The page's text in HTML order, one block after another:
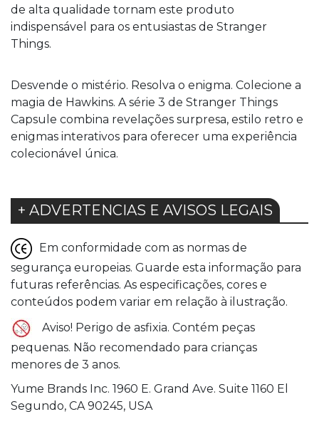
de alta qualidade tornam este produto
indispensável para os entusiastas de Stranger
Things.
Desvende o mistério. Resolva o enigma. Colecione a
magia de Hawkins. A série 3 de Stranger Things
Capsule combina revelações surpresa, estilo retro e
enigmas interativos para oferecer uma experiência
colecionável única.
+ ADVERTENCIAS E AVISOS LEGAIS
Em conformidade com as normas de
segurança europeias. Guarde esta informação para
futuras referências. As especificações, cores e
conteúdos podem variar em relação à ilustração.
Aviso! Perigo de asfixia. Contém peças
pequenas. Não recomendado para crianças
menores de 3 anos.
Yume Brands Inc. 1960 E. Grand Ave. Suite 1160 El
Segundo, CA 90245, USA